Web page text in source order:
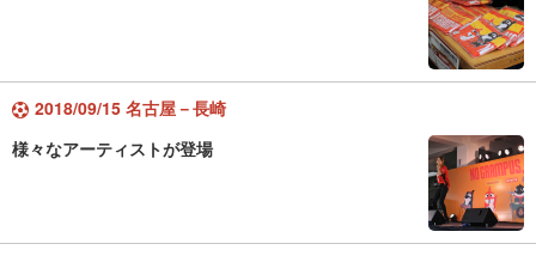
2018/09/15 名古屋－長崎
様々なアーティストが登場